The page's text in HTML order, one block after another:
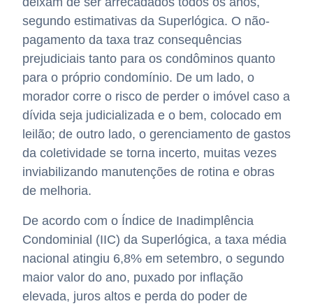
segundo estimativas da Superlógica. O não-
pagamento da taxa traz consequências
prejudiciais tanto para os condôminos quanto
para o próprio condomínio. De um lado, o
morador corre o risco de perder o imóvel caso a
dívida seja judicializada e o bem, colocado em
leilão; de outro lado, o gerenciamento de gastos
da coletividade se torna incerto, muitas vezes
inviabilizando manutenções de rotina e obras
de melhoria.
De acordo com o Índice de Inadimplência
Condominial (IIC) da Superlógica, a taxa média
nacional atingiu 6,8% em setembro, o segundo
maior valor do ano, puxado por inflação
elevada, juros altos e perda do poder de